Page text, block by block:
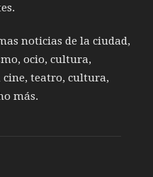
noticias de la ciudad,
ocio, cultura,
cine, teatro, cultura,
más.